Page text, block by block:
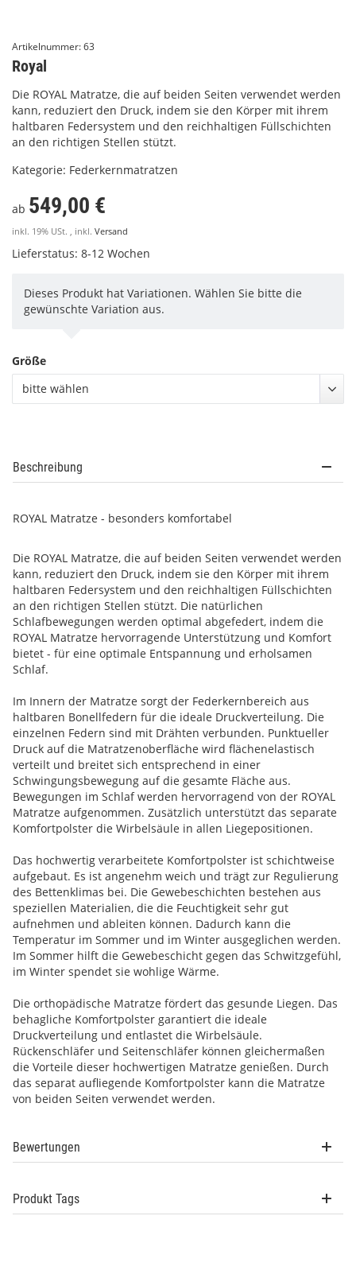
Artikelnummer:63
Royal
Die ROYAL Matratze, die auf beiden Seiten verwendet werden
kann, reduziert den Druck, indem sie den Körper mit ihrem
haltbaren Federsystem und den reichhaltigen Füllschichten
an den richtigen Stellen stützt.
Kategorie: Federkernmatratzen
ab 549,00 €
inkl. 19% USt. , inkl. Versand
Lieferstatus: 8-12 Wochen
Dieses Produkt hat Variationen. Wählen Sie bitte die
gewünschte Variation aus.
Größe
bitte wählen
Beschreibung
ROYAL Matratze - besonders komfortabel
Die ROYAL Matratze, die auf beiden Seiten verwendet werden
kann, reduziert den Druck, indem sie den Körper mit ihrem
haltbaren Federsystem und den reichhaltigen Füllschichten
an den richtigen Stellen stützt. Die natürlichen
Schlafbewegungen werden optimal abgefedert, indem die
ROYAL Matratze hervorragende Unterstützung und Komfort
bietet - für eine optimale Entspannung und erholsamen
Schlaf.
Im Innern der Matratze sorgt der Federkernbereich aus
haltbaren Bonellfedern für die ideale Druckverteilung. Die
einzelnen Federn sind mit Drähten verbunden. Punktueller
Druck auf die Matratzenoberfläche wird flächenelastisch
verteilt und breitet sich entsprechend in einer
Schwingungsbewegung auf die gesamte Fläche aus.
Bewegungen im Schlaf werden hervorragend von der ROYAL
Matratze aufgenommen. Zusätzlich unterstützt das separate
Komfortpolster die Wirbelsäule in allen Liegepositionen.
Das hochwertig verarbeitete Komfortpolster ist schichtweise
aufgebaut. Es ist angenehm weich und trägt zur Regulierung
des Bettenklimas bei. Die Gewebeschichten bestehen aus
speziellen Materialien, die die Feuchtigkeit sehr gut
aufnehmen und ableiten können. Dadurch kann die
Temperatur im Sommer und im Winter ausgeglichen werden.
Im Sommer hilft die Gewebeschicht gegen das Schwitzgefühl,
im Winter spendet sie wohlige Wärme.
Die orthopädische Matratze fördert das gesunde Liegen. Das
behagliche Komfortpolster garantiert die ideale
Druckverteilung und entlastet die Wirbelsäule.
Rückenschläfer und Seitenschläfer können gleichermaßen
die Vorteile dieser hochwertigen Matratze genießen. Durch
das separat aufliegende Komfortpolster kann die Matratze
von beiden Seiten verwendet werden.
Bewertungen
Produkt Tags